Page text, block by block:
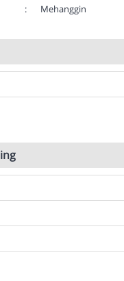
: Mehanggin